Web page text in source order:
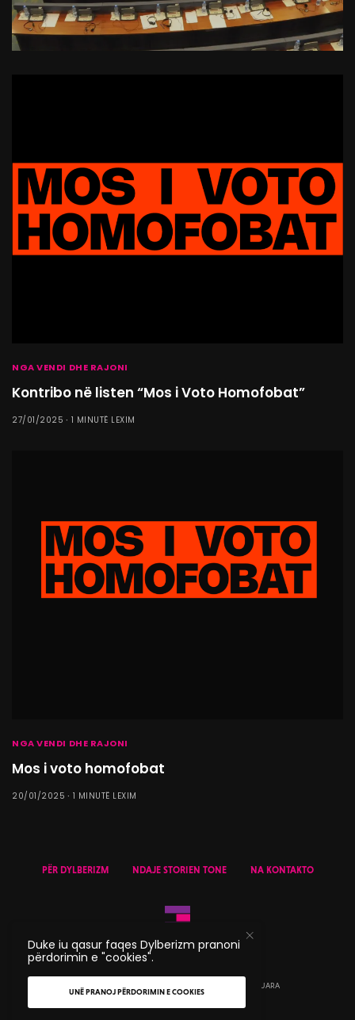
NGA VENDI DHE RAJONI
Kontribo në listen “Mos i Voto Homofobat”
27/01/2025 1 MINUTË LEXIM
NGA VENDI DHE RAJONI
Mos i voto homofobat
20/01/2025 1 MINUTË LEXIM
PËR DYLBERIZM NDAJE STORIEN TONE NA KONTAKTO
© 2020 DYLBERIZM - TË GJITHA TË DREJTAT E REZERVUARA
Duke iu qasur faqes Dylberizm pranoni
përdorimin e "cookies".
UNË PRANOJ PËRDORIMIN E COOKIES